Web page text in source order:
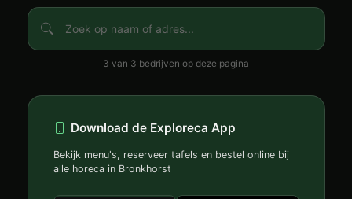
3 van 3 bedrijven op deze pagina
Download de Exploreca App
Bekijk menu's, reserveer tafels en bestel online bij
alle horeca in Bronkhorst